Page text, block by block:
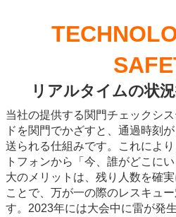
リアルタイムの状
当社の提供する関門チェックシ
ドを関門でかざすと、通過時刻
送られる仕組みです。これによ
トフォンから「今、誰がどこに
大のメリットは、残り人数を確
ことで、万が一の際のレスキュ
す。2023年には大会中に雷が発